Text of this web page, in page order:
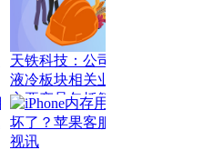
天铁科技：公司具有
液冷板块相关业务，
主要产品包括管路、
算力集装箱、干冷塔
、换热器等，目前已